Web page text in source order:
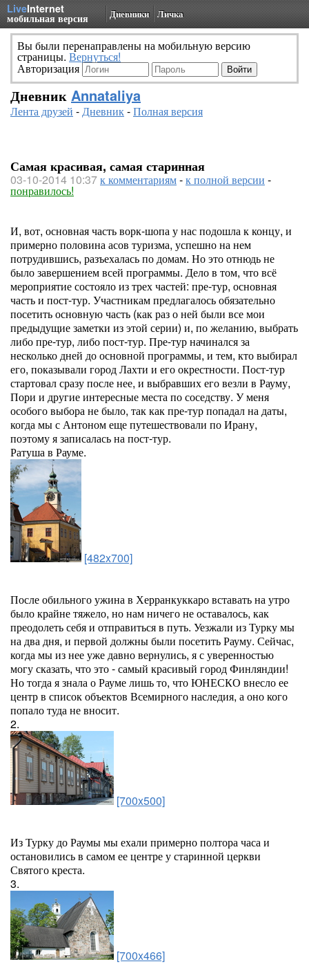
LiveInternet
мобильная версия Дневники Личка
Вы были перенаправлены на мобильную версию
страницы. Вернуться!
Авторизация
Дневник Annataliya
Лента друзей -Дневник-Полная версия
Самая красивая, самая старинная
03-10-2014 10:37к комментариям-к полной версии -
понравилось!
И, вот, основная часть ворк-шопа у нас подошла к концу, и
примерно половина асов туризма, успешно на нем
потрудившись, разъехалась по домам. Но это отнюдь не
было завершением всей программы. Дело в том, что всё
мероприятие состояло из трех частей: пре-тур, основная
часть и пост-тур. Участникам предлагалось обязательно
посетить основную часть (как раз о ней были все мои
предыдущие заметки из этой серии) и, по желанию, выбрать
либо пре-тур, либо пост-тур. Пре-тур начинался за
несколько дней до основной программы, и тем, кто выбирал
его, показывали город Лахти и его окрестности. Пост-тур
стартовал сразу после нее, и выбравших его везли в Рауму,
Пори и другие интересные места по соседству. У меня
особого выбора не было, так как пре-тур попадал на даты,
когда мы с Антоном еще путешествовали по Ирану,
поэтому я записалась на пост-тур.
Ратуша в Рауме.
[482x700]
После обильного ужина в Херранкуккаро вставать на утро
было крайне тяжело, но нам ничего не оставалось, как
преодолеть себя и отправиться в путь. Уезжали из Турку мы
на два дня, и первой должны были посетить Рауму. Сейчас,
когда мы из нее уже давно вернулись, я с уверенностью
могу сказать, что это - самый красивый город Финляндии!
Но тогда я знала о Рауме лишь то, что ЮНЕСКО внесло ее
центр в список объектов Всемирного наследия, а оно кого
попало туда не вносит.
2.
[700x500]
Из Турку до Раумы мы ехали примерно полтора часа и
остановились в самом ее центре у старинной церкви
Святого креста.
3.
[700x466]